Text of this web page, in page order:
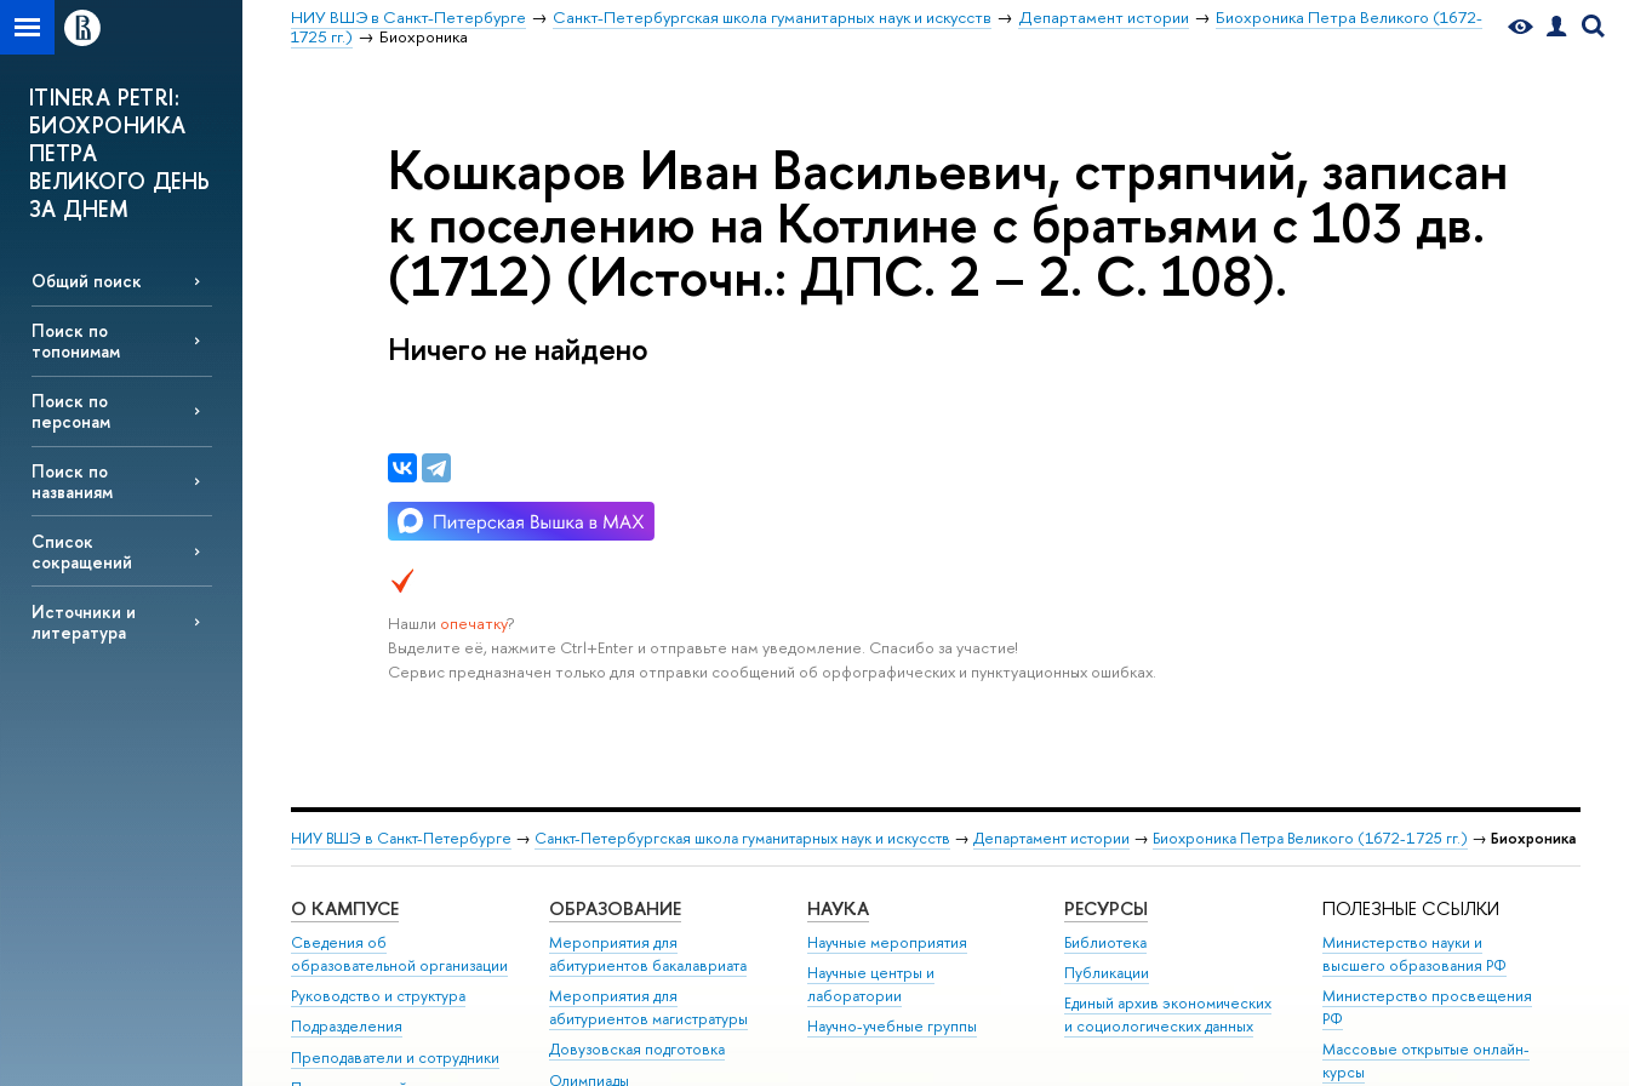
НИУ ВШЭ в Санкт-Петербурге Санкт-Петербургская школа гуманитарных наук и искусств Департамент истории
Биохроника Петра Великого (1672-
1725 гг.)
Биохроника
ITINERA PETRI:
БИОХРОНИКА
ПЕТРА
ВЕЛИКОГО ДЕНЬ
ЗА ДНЕМ
Общий поиск
Поиск по
топонимам
Поиск по
персонам
Поиск по
названиям
Список
сокращений
Источники и
литература
Кошкаров Иван Васильевич, стряпчий, записан
к поселению на Котлине с братьями с 103 дв.
(1712) (Источн.: ДПС. 2 – 2. С. 108).
Ничего не найдено
Нашли опечатку?
Выделите её, нажмите Ctrl+Enter и отправьте нам уведомление. Спасибо за участие!
Сервис предназначен только для отправки сообщений об орфографических и пунктуационных ошибках.
НИУ ВШЭ в Санкт-Петербурге → Санкт-Петербургская школа гуманитарных наук и искусств → Департамент истории → Биохроника Петра Великого (1672-1725 гг.) → Биохроника
О КАМПУСЕ
Сведения об
образовательной организации
Руководство и структура
Подразделения
Преподаватели и сотрудники
ОБРАЗОВАНИЕ
Мероприятия для
абитуриентов бакалавриата
Мероприятия для
абитуриентов магистратуры
Довузовская подготовка
Олимпиады
НАУКА
Научные мероприятия
Научные центры и
лаборатории
Научно-учебные группы
РЕСУРСЫ
Библиотека
Публикации
Единый архив экономических
и социологических данных
ПОЛЕЗНЫЕ ССЫЛКИ
Министерство науки и
высшего образования РФ
Министерство просвещения
РФ
Массовые открытые онлайн-
курсы